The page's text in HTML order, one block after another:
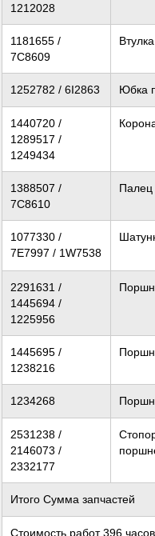
1212028
1181655 /
7C8609
1252782 / 6I2863 Юбка
1440720 /
1289517 /
1249434
1388507 /
7C8610
1077330 /
7E7997 / 1W7538
2291631 /
1445694 /
1225956
1445695 /
1238216
1234268
2531238 /
2146073 /
2332177
Итого Сумма запчастей
Стоимость работ 396